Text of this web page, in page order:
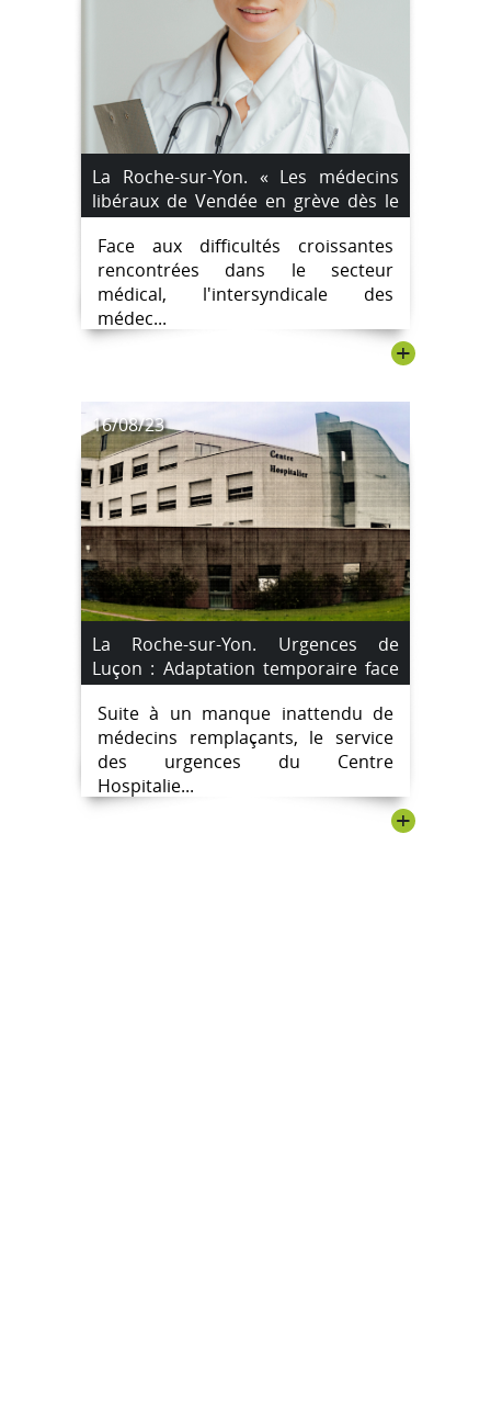
La Roche-sur-Yon. « Les médecins
libéraux de Vendée en grève dès le
vendredi 13 octobre »
Face aux difficultés croissantes
rencontrées dans le secteur
médical, l'intersyndicale des
médec...
+
16/08/23
La Roche-sur-Yon. Urgences de
Luçon : Adaptation temporaire face
au manque de médecins
remplaçants.
Suite à un manque inattendu de
médecins remplaçants, le service
des urgences du Centre
Hospitalie...
+